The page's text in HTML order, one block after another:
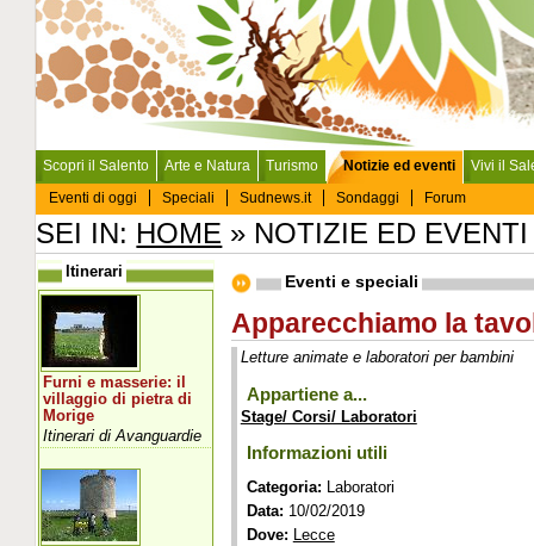
Scopri il Salento Arte e Natura Turismo
Notizie ed eventi
Eventi di oggi
Speciali Sudnews.it Sondaggi Forum
Vivi il
SEI IN: HOME » NOTIZIE ED
Eventi e speciali
Apparecchiamo la
Letture animate e laboratori per bambini
Appartiene a...
Stage/ Corsi/ Laboratori
Informazioni utili
Categoria: Laboratori
Data: 10/02/2019
Dove: Lecce
Itinerari
Furni e masserie: il
villaggio di pietra di
Morige
Itinerari di Avanguardie